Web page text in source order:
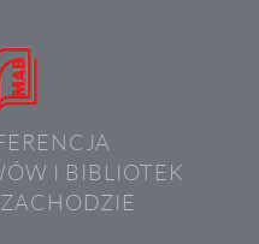
I BIBLIOTEK